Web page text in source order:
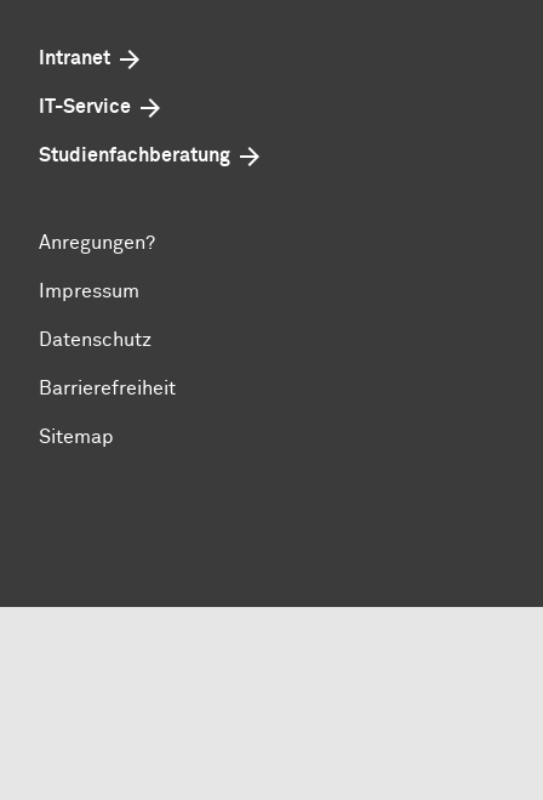
Intranet
IT-Service
Studienfachberatung
Anregungen?
Impressum
Datenschutz
Barrierefreiheit
Sitemap